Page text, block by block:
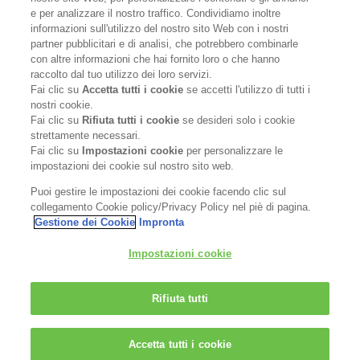
Become a Stockist
Privacy Policy
Cookie Policy
Terms & Conditions
FOLLOW US
Kerasilk is part of
e per analizzare il nostro traffico. Condividiamo inoltre
informazioni sull'utilizzo del nostro sito Web con i nostri
partner pubblicitari e di analisi, che potrebbero combinarle
con altre informazioni che hai fornito loro o che hanno
raccolto dal tuo utilizzo dei loro servizi.
Fai clic suAccetta tutti i cookie se accetti l'utilizzo di tutti i
nostri cookie.
Fai clic su Rifiuta tutti i cookie se desideri solo i cookie
strettamente necessari.
Fai clic su Impostazioni cookie per personalizzare le
impostazioni dei cookie sul nostro sito web.
Puoi gestire le impostazioni dei cookie facendo clic sul
collegamento Cookie policy/Privacy Policy nel piè di pagina.
Gestione dei Cookie Impronta
Impostazioni cookie
Rifiuta tutti
Accetta tutti i cookie